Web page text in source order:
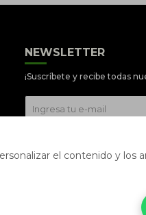
el contenido y los
📍
NEWSLETTER
¡Suscríbete y recibe todas